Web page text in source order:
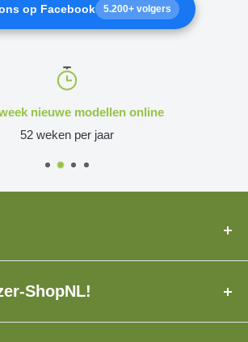
op Facebook 5.200+ volgers
nieuwe modellen online
52 weken per jaar
ShopNL!